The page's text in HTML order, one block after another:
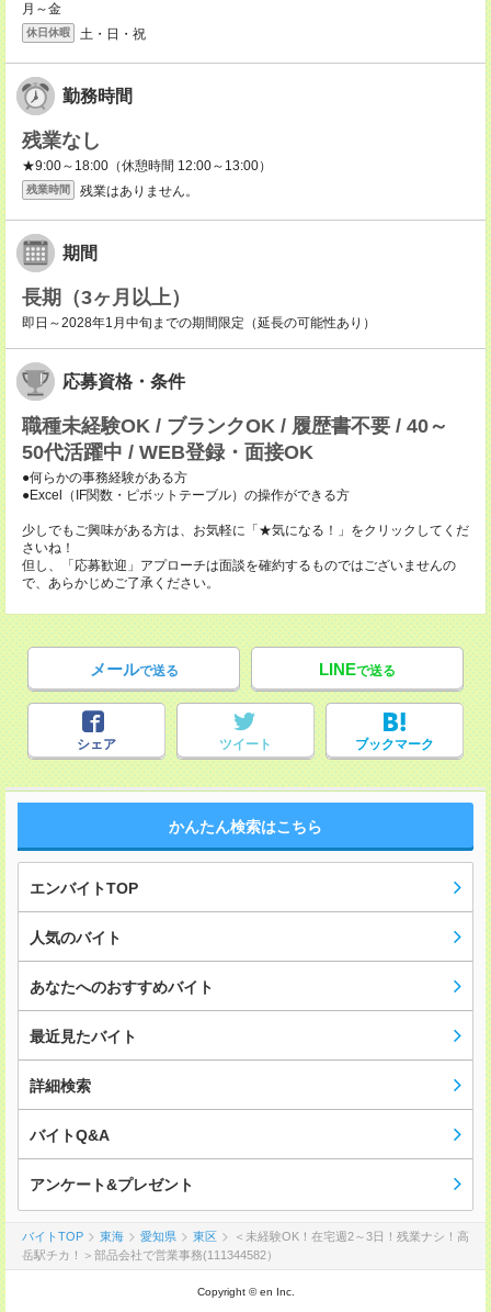
月～金
休日休暇 土・日・祝
勤務時間
残業なし
★9:00～18:00（休憩時間 12:00～13:00）
残業時間 残業はありません。
期間
長期（3ヶ月以上）
即日～2028年1月中旬までの期間限定（延長の可能性あり）
応募資格・条件
職種未経験OK / ブランクOK / 履歴書不要 / 40～
50代活躍中 / WEB登録・面接OK
●何らかの事務経験がある方
●Excel（IF関数・ピボットテーブル）の操作ができる方
少しでもご興味がある方は、お気軽に「★気になる！」をクリックしてくだ
さいね！
但し、「応募歓迎」アプローチは面談を確約するものではございませんの
で、あらかじめご了承ください。
メールで送る LINEで送る
シェア ツイート ブックマーク
かんたん検索はこちら
エンバイトTOP
人気のバイト
あなたへのおすすめバイト
最近見たバイト
詳細検索
バイトQ&A
アンケート&プレゼント
バイトTOP 東海 愛知県 東区
＜未経験OK！在宅週2～3日！残業ナシ！高
岳駅チカ！＞部品会社で営業事務(111344582）
Copyright © en Inc.